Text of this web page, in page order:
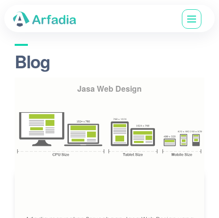
Blog
Jasa Web Design